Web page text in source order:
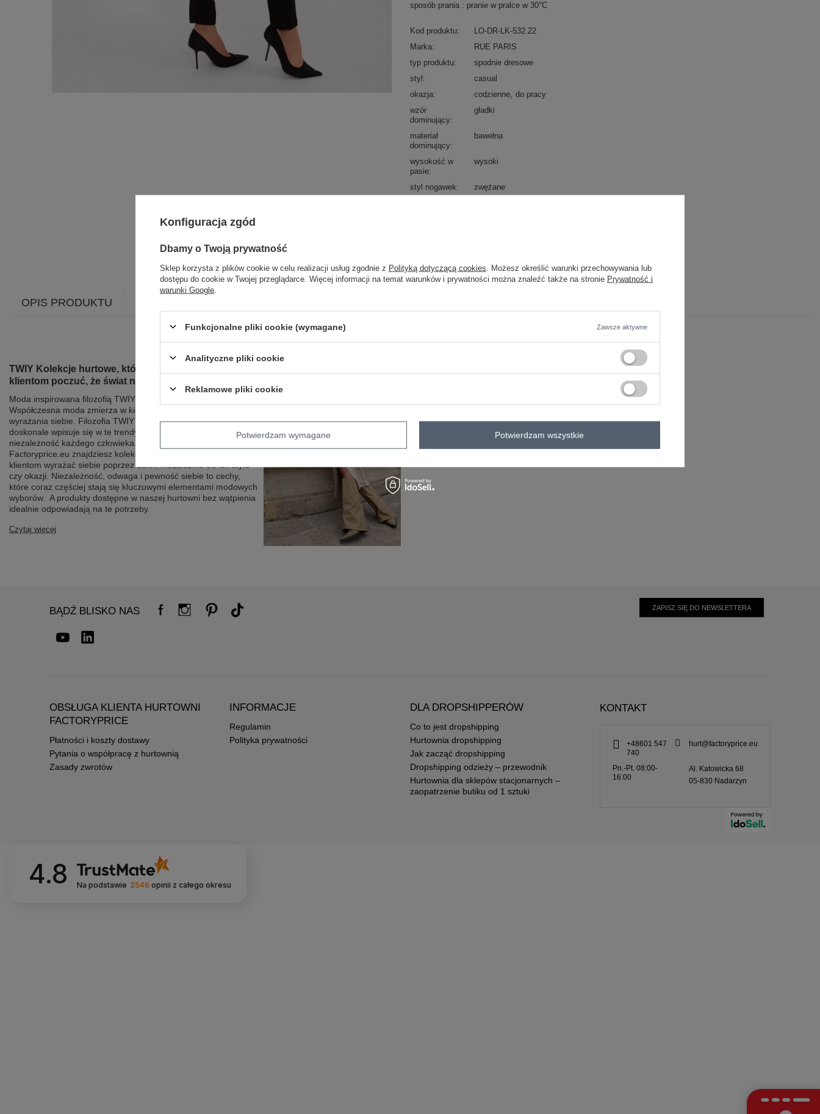
sposób prania : pranie w pralce w 30°C
Kod produktu
LO-DR-LK-532.22
Marka
RUE PARIS
typ produktu
spodnie dresowe
styl
casual
okazja
codzienne do pracy
wzór
dominujący
gładki
materiał
dominujący
bawełna
wysokość w
pasie
wysoki
styl nogawek
zwężane
OPIS PRODUKTU
TWIY Kolekcje hurtowe, które pozwolą Twoim
klientom poczuć, że świat należy do nich
Moda inspirowana filozofią TWIY (The World Is Yours).
Współczesna moda zmierza w kierunku personalizacji, wygody i
wyrażania siebie. Filozofia TWIY (The World Is Yours)
doskonale wpisuje się w te trendy, podkreślając indywidualność i
niezależność każdego człowieka. W hurtowni odzieży
Factoryprice.eu znajdziesz kolekcje, które pozwolą Twoim
klientom wyrażać siebie poprzez ubiór, niezależnie od ich stylu
czy okazji. Niezależność, odwaga i pewność siebie to cechy,
które coraz częściej stają się kluczowymi elementami modowych
wyborów. A produkty dostępne w naszej hurtowni bez wątpienia
idealnie odpowiadają na te potrzeby.
Czytaj więcej
BĄDŹ BLISKO NAS ZAPISZ SIĘ DO NEWSLETTERA
OBSŁUGA KLIENTA HURTOWNI
FACTORYPRICE
Płatności i koszty dostawy
Pytania o współpracę z hurtownią
Zasady zwrotów
INFORMACJE
Regulamin
Polityka prywatności
DLA DROPSHIPPERÓW
Co to jest dropshipping
Hurtownia dropshipping
Jak zacząć dropshipping
Dropshipping odzieży – przewodnik
Hurtownia dla sklepów stacjonarnych –
zaopatrzenie butiku od 1 sztuki
KONTAKT
+48601 547
740
hurt@factoryprice.eu
Pn.-Pt. 08:00-
16:00
Al. Katowicka 68
05-830 Nadarzyn
4.8 Na podstawie 2546 opinii z całego okresu
Konfiguracja zgód
Dbamy o Twoją prywatność
Sklep korzysta z plików cookie w celu realizacji usług zgodnie z Polityką dotyczącą cookies . Możesz określić warunki przechowywania lub
dostępu do cookie w Twojej przeglądarce. Więcej informacji na temat warunków i prywatności można znaleźć także na stronie Prywatność i
warunki Google
Funkcjonalne pliki cookie (wymagane) Zawsze aktywne
Analityczne pliki cookie
Reklamowe pliki cookie
Potwierdzam wymagane Potwierdzam wszystkie